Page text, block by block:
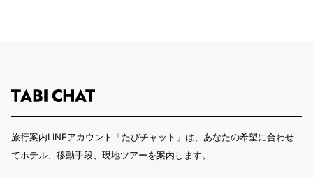
旅行案内LINEアカウント「たびチャット」は、あなたの希望に合わせ
てホテル、移動手段、現地ツアーを案内します。